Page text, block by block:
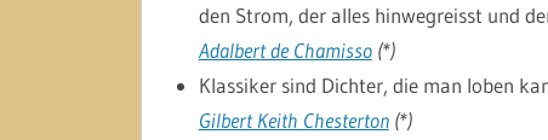
den Strom, der alles hinwegreisst und
Adalbert de Chamisso(*)
Klassiker sind Dichter, die man loben
Gilbert Keith Chesterton(*)